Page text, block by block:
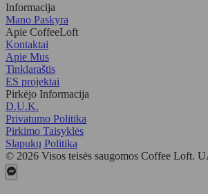
Informacija
Mano Paskyra
Apie CoffeeLoft
Kontaktai
Apie Mus
Tinklaraštis
ES projektai
Pirkėjo Informacija
D.U.K.
Privatumo Politika
Pirkimo Taisyklės
Slapukų Politika
© 2026 Visos teisės saugomos Coffee Loft.